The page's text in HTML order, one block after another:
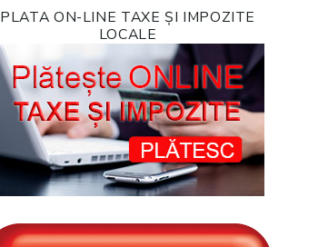
PLATA ON-LINE TAXE ȘI IMPOZITE
LOCALE